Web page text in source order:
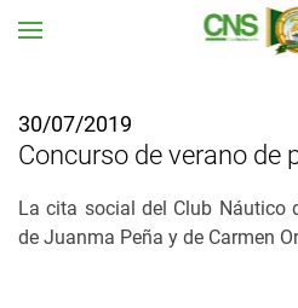
30/07/2019
Concurso de verano de
La cita social del Club Náutico
de Juanma Peña y de Carmen